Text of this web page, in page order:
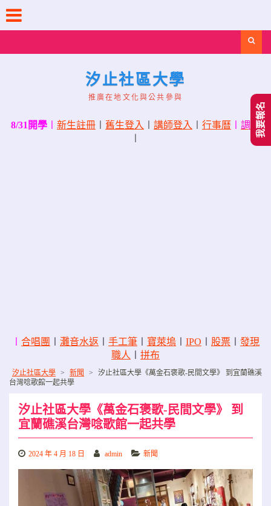
content
汐止社區大學
推廣在地文化與公共參與
8/31開學 新生註冊 舊生登入 講師登入 行事曆
調課
合唱團 灘音水返 手工筆 寶萊塢 IPO 股票
發現
職人
拼布
汐止社區大學 > 新聞 >
汐止社區大學《萬金石褒歌-民間文學》 到宜蘭礁溪
台灣唸歌館一起共學
汐止社區大學《萬金石褒歌-民間文學》 到
宜蘭礁溪台灣唸歌館一起共學
2024 年 4 月 18 日 admin 新聞
我要報名